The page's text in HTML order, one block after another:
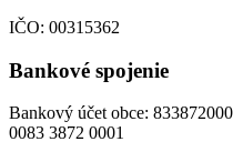
IČO: 00315362
Bankové spojenie
Bankový účet obce:
0083 3872 0001